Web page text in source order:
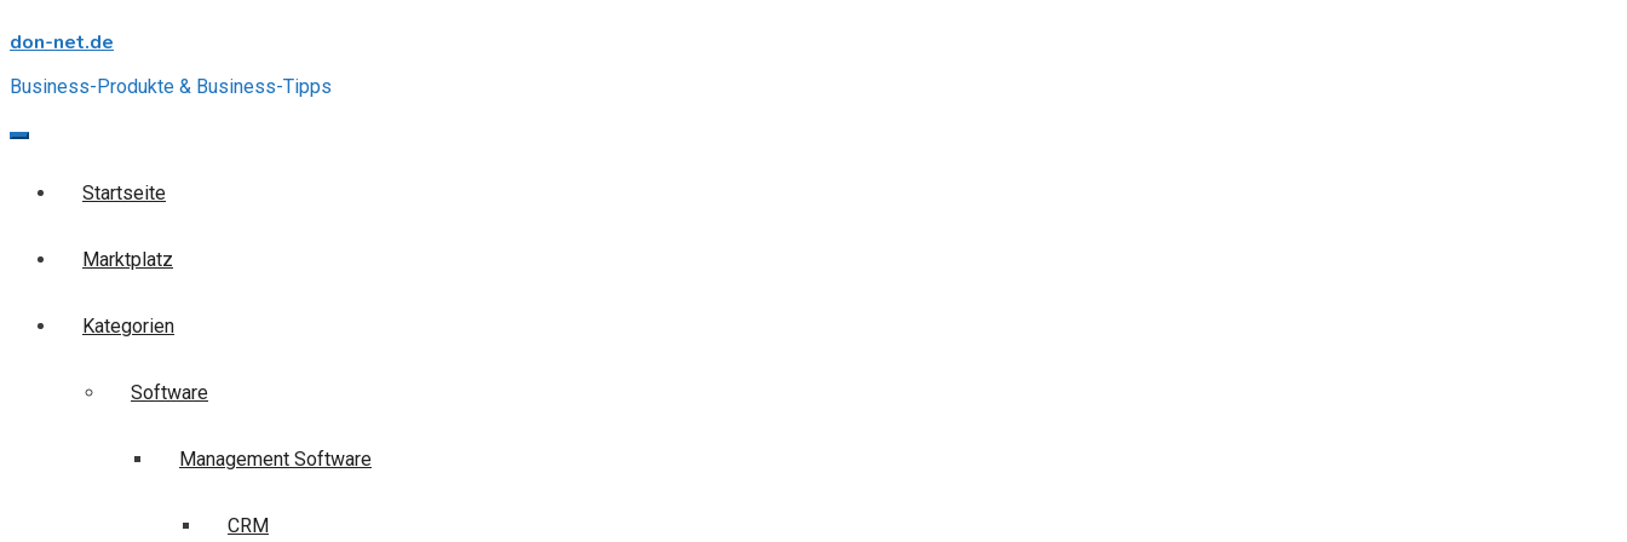
to
don-net.de
Business-Produkte & Business-Tipps
Startseite
Marktplatz
Kategorien
Software
Management Software
CRM